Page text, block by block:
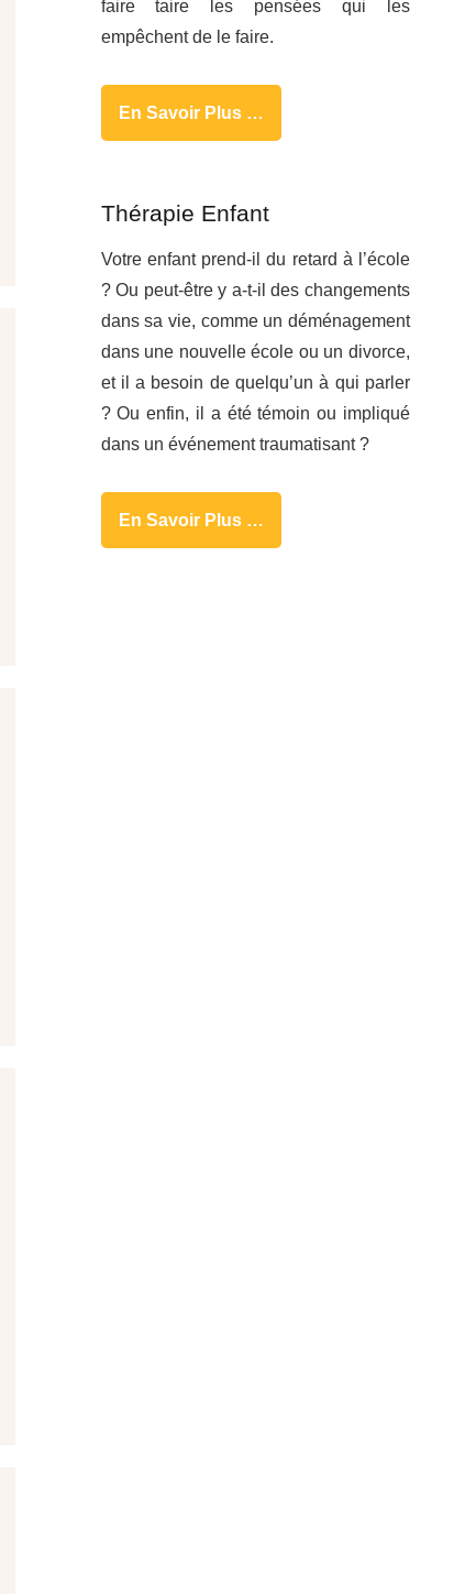
faire taire les pensées qui les
empêchent de le faire.
En Savoir Plus …
Thérapie Enfant
Votre enfant prend-il du retard à l’école
? Ou peut-être y a-t-il des changements
dans sa vie, comme un déménagement
dans une nouvelle école ou un divorce,
et il a besoin de quelqu’un à qui parler
? Ou enfin, il a été témoin ou impliqué
dans un événement traumatisant ?
En Savoir Plus …